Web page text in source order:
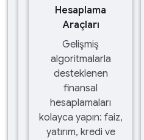
Hesaplama
Araçları
Gelişmiş
algoritmalarla
desteklenen
finansal
hesaplamaları
kolayca yapın: faiz,
yatırım, kredi ve